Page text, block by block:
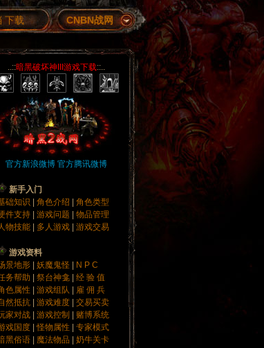
下载 CNBN战网
..::暗黑破坏神III游戏下载::..
官方新浪微博 官方腾讯微博
新手入门
础知识
角色介绍
角色类型
件支持
游戏问题
物品管理
物技能
多人游戏 游戏交易
游戏资料
景地形
妖魔鬼怪
N P C
务帮助
祭台神龛
经 验 值
色属性
游戏组队
雇 佣 兵
然抵抗
游戏难度
交易买卖
家对战
游戏控制
赌博系统
戏国度 |怪物属性
专家模式
黑俗语
魔法物品 奶牛关卡